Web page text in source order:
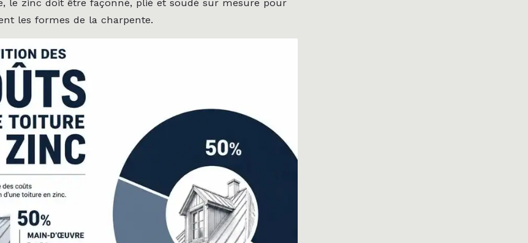
le zinc doit être façonné, plié et soudé sur mesure pour
les formes de la charpente.